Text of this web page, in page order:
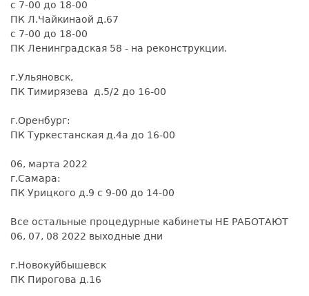
с 7-00 до 18-00
ПК Л.Чайкинаой д.67
с 7-00 до 18-00
ПК Ленинградская 58 - на реконструкции.
г.Ульяновск,
ПК Тимирязева д.5/2 до 16-00
г.Оренбург:
ПК Туркестанская д.4а до 16-00
06, марта 2022
г.Самара:
ПК Урицкого д.9 с 9-00 до 14-00
Все остальные процедурные кабинеты НЕ РАБОТАЮТ
06, 07, 08 2022 выходные дни
г.Новокуйбышевск
ПК Пирогова д.16